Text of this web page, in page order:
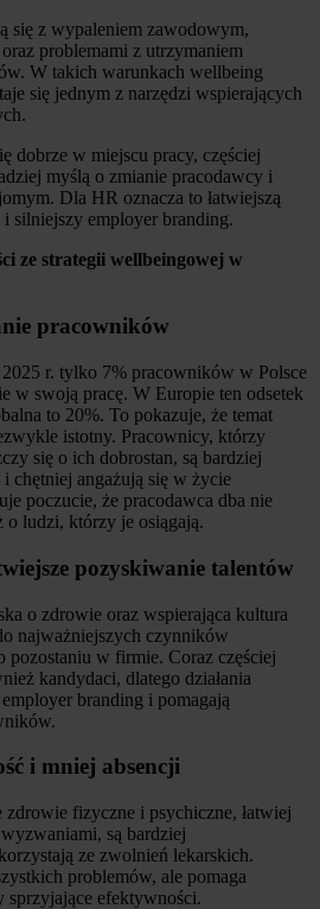
się z wypaleniem zawodowym,
problemami z utrzymaniem
W takich warunkach wellbeing
się jednym z narzędzi wspierających
dobrze w miejscu pracy, częściej
myślą o zmianie pracodawcy i
Dla HR oznacza to łatwiejszą
silniejszy employer branding.
ze strategii wellbeingowej w
pracowników
r. tylko 7% pracowników w Polsce
w swoją pracę. W Europie ten odsetek
to 20%. To pokazuje, że temat
istotny. Pracownicy, którzy
się o ich dobrostan, są bardziej
chętniej angażują się w życie
poczucie, że pracodawca dba nie
ludzi, którzy je osiągają.
pozyskiwanie talentów
o zdrowie oraz wspierająca kultura
najważniejszych czynników
pozostaniu w firmie. Coraz częściej
kandydaci, dlatego działania
branding i pomagają
i mniej absencji
fizyczne i psychiczne, łatwiej
są bardziej
ze zwolnień lekarskich.
problemów, ale pomaga
sprzyjające efektywności.